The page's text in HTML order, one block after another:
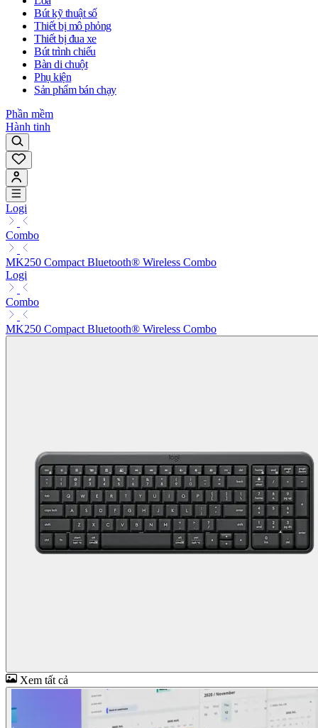
Bút kỹ thuật số
Thiết bị mô phỏng
Thiết bị đua xe
Bút trình chiếu
Bàn di chuột
Phụ kiện
Sản phẩm bán chạy
Phần mềm
Hành tinh
Logi
Combo
MK250 Compact Bluetooth® Wireless Combo
Logi
Combo
MK250 Compact Bluetooth® Wireless Combo
Xem tất cả